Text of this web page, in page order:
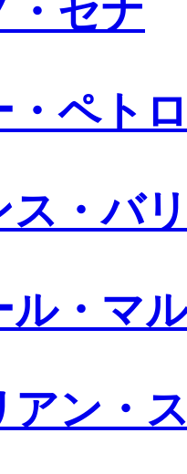
・セナ
・ペト
ス・バ
ル・マ
アン・